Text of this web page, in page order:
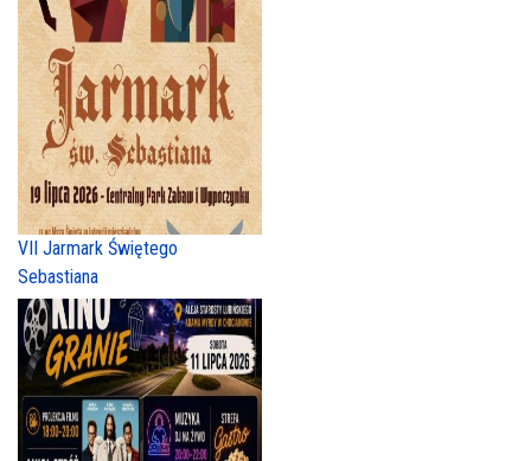
VII Jarmark Świętego
Sebastiana